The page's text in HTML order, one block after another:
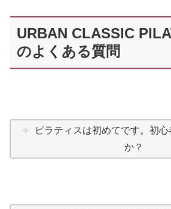
URBAN CLASSIC
のよくある質問
ピラティスは初めてです。初
か？